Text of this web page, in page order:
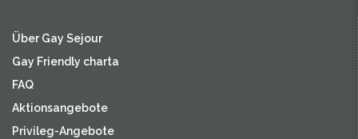
Über Gay Sejour
Gay Friendly charta
FAQ
Aktionsangebote
Privileg-Angebote